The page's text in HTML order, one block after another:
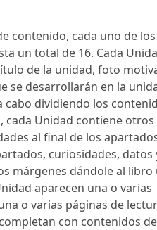
contenido, cada uno de los
un total de 16. Cada
de la unidad, foto
desarrollarán en la
cabo dividiendo los
cada Unidad contiene otros
al final de los
curiosidades, datos
márgenes dándole al libro
aparecen una o varias
o varias páginas de
con contenidos de